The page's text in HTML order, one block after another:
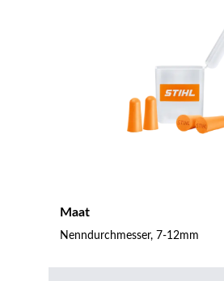
Maat
Nenndurchmesser, 7-12mm